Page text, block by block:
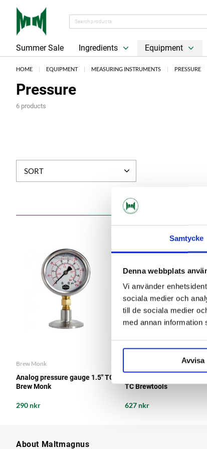
Samtycke
Denna webbplats
Vi använder
sociala medier och
till de sociala medier
med annan information
Avvisa
Summer Sale Ingredients Equipment
HOME EQUIPMENT MEASURING INSTRUMENTS PRESSURE
Pressure
6 products
SORT
Brew Monk
Analog pressure gauge 1.5" TC
Brew Monk
290 nkr
TC Brewtools
627 nkr
About Maltmagnus